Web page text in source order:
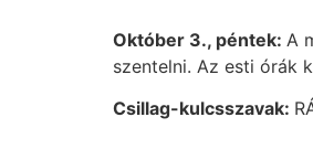
Október 3., péntek: A
szentelni. Az esti órák
Csillag-kulcsszavak: